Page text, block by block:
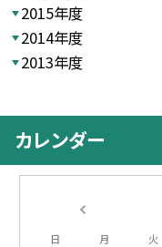
2015年度
2014年度
2013年度
カレンダー
日 月 火